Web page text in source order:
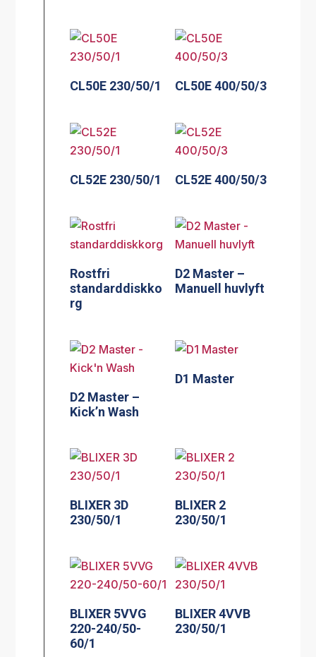
CL50E 230/50/1 CL50E 400/50/3
CL52E 230/50/1 CL52E 400/50/3
Rostfri
standarddiskko
rg
D2 Master –
Manuell huvlyft
D2 Master –
Kick’n Wash
D1 Master
BLIXER 3D
230/50/1
BLIXER 2
230/50/1
BLIXER 5VVG
220-240/50-
60/1
BLIXER 4VVB
230/50/1